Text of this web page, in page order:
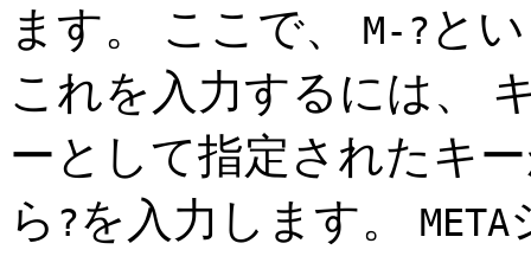
ます。 ここで、
M-? と
これを入力するには、
ーとして指定されたキ
ら ?を入力します。 META